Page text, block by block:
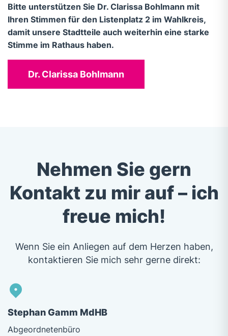
Bitte unterstützen Sie Dr. Clarissa Bohlmann mit
Ihren Stimmen für den Listenplatz 2 im Wahlkreis,
damit unsere Stadtteile auch weiterhin eine starke
Stimme im Rathaus haben.
Dr. Clarissa Bohlmann
Nehmen Sie gern
Kontakt zu mir auf – ich
freue mich!
Wenn Sie ein Anliegen auf dem Herzen haben,
kontaktieren Sie mich sehr gerne direkt:
Stephan Gamm MdHB
Abgeordnetenbüro